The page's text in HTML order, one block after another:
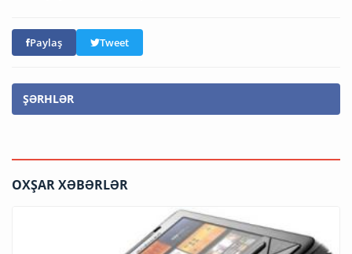
Paylaş Tweet
ŞƏRHLƏR
OXŞAR XƏBƏRLƏR